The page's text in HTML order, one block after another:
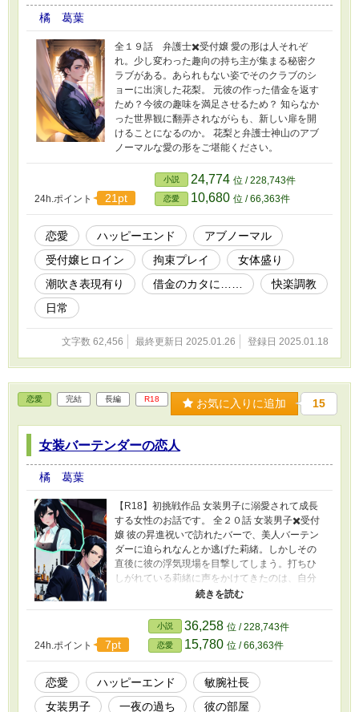
橘 葛葉
全１９話 弁護士✖️受付嬢 愛の形は人それぞ
れ。少し変わった趣向の持ち主が集まる秘密ク
ラブがある。あられもない姿でそのクラブのシ
ョーに出演した花梨。 元彼の作った借金を返す
ため？今彼の趣味を満足させるため？ 知らなか
った世界観に翻弄されながらも、新しい扉を開
けることになるのか。 花梨と弁護士神山のアブ
ノーマルな愛の形をご堪能ください。
24h.ポイント 21pt
小説 24,774 位 / 228,743件
恋愛 10,680 位 / 66,363件
恋愛 ハッピーエンド
アブノーマル
受付嬢ヒロイン
拘束プレイ
女体盛り
潮吹き表現有り
借金のカタに……
快楽調教
日常
文字数 62,456 最終更新日 2025.01.26 登録日 2025.01.18
恋愛 完結 長編 R18 お気に入りに追加 15
女装バーテンダーの恋人
橘 葛葉
【R18】初挑戦作品 女装男子に溺愛されて成長
する女性のお話です。 全２０話 女装男子✖️受付
嬢 彼の昇進祝いで訪れたバーで、美人バーテン
ダーに迫られなんとか逃げた莉緒。しかしその
直後に彼の浮気現場を目撃してしまう。打ちひ
しがれている莉緒に声をかけてきたのは、自分
に酷いことをした女性だった。一緒に過ごすう
ちに、莉緒は彼女に心を開いていく。 しかし浮
気現場を目撃してしまってから、会うのを避け
ていた莉緒に、彼が強引に迫ってきて窮地に立
たされる。 それを救ったのは取引先の社長だっ
た。
24h.ポイント 7pt
小説 36,258 位 / 228,743件
恋愛 15,780 位 / 66,363件
恋愛 ハッピーエンド
敏腕社長
女装男子
一夜の過ち
彼の部屋